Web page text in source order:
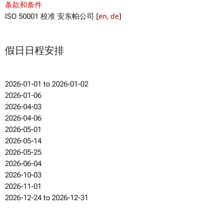
条款和条件
ISO 50001 校准 安东帕公司 [en, de]
假日日程安排
2026-01-01 to 2026-01-02
2026-01-06
2026-04-03
2026-04-06
2026-05-01
2026-05-14
2026-05-25
2026-06-04
2026-10-03
2026-11-01
2026-12-24 to 2026-12-31